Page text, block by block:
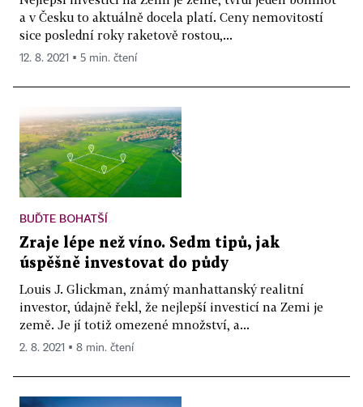
a v Česku to aktuálně docela platí. Ceny nemovitostí
sice poslední roky raketově rostou,...
12. 8. 2021 ▪ 5 min. čtení
BUĎTE BOHATŠÍ
Zraje lépe než víno. Sedm tipů, jak
úspěšně investovat do půdy
Louis J. Glickman, známý manhattanský realitní
investor, údajně řekl, že nejlepší investicí na Zemi je
země. Je jí totiž omezené množství, a...
2. 8. 2021 ▪ 8 min. čtení